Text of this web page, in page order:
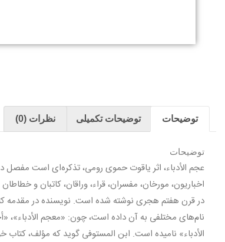
توضیحات توضیحات تکمیلی نظرات (0)
توضیحات
عجم الأدباء، اثر ياقوت حموى رومى، تذكره‌اى است
در قرن هفتم هجرى نوشته شده است. نویسنده در مقدمه
نام‌هاى مختلفى به آن داده است، چون: «معجم الأدباء»،
الأدباء» ناميده است. ابن المستوفى گويد كه مؤلف، كتاب